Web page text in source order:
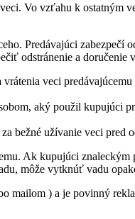
Vo vzťahu k ostatným
Predávajúci zabezpečí
odstránenie a doručenie
veci
aký použil kupujúci
bežné užívanie veci pred
Ak kupujúci
môže vytknúť vadu
) a je povinný